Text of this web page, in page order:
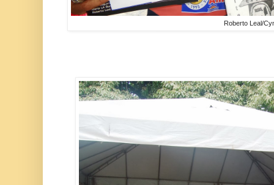
Roberto Leal/